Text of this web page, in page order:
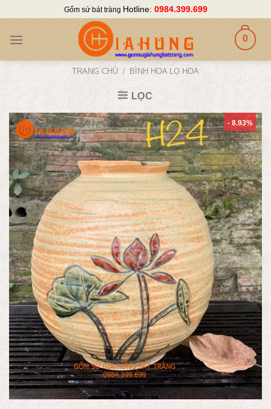
content
Gốm sứ bát tràng Hotline: 0984.399.699
0
TRANG CHỦ / BÌNH HOA LỌ HOA
LỌC
- 8.93%